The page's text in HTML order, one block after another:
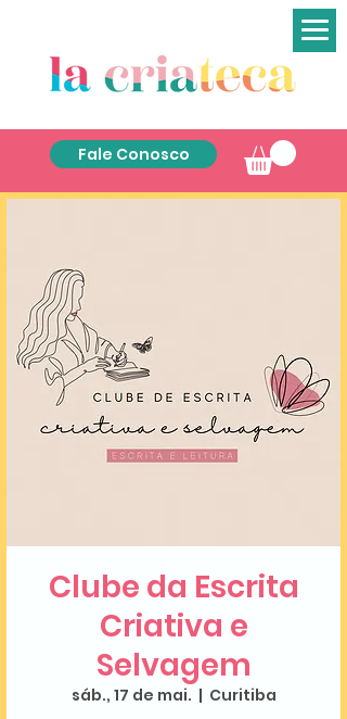
Fale Conosco
Clube da Escrita
Criativa e
Selvagem
sáb., 17 de mai.
  |
Curitiba